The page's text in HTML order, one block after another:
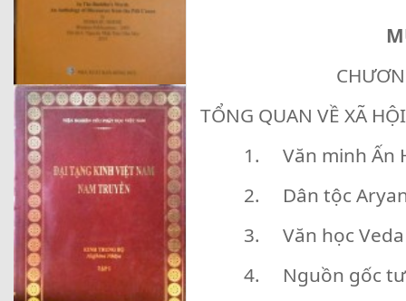
MỤC
CHƯƠNG
TỔNG QUAN VỀ XÃ
1. Văn minh Ấn
2. Dân tộc
3. Văn học Veda
4. Nguồn gốc tư